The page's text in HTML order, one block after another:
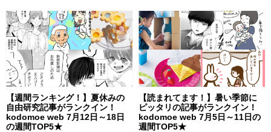
【週間ランキング！】夏休みの
自由研究記事がランクイン！
kodomoe web 7月12日～18日
の週間TOP5★
【読まれてます！】暑い季節に
ピッタリの記事がランクイン！
kodomoe web 7月5日～11日の
週間TOP5★